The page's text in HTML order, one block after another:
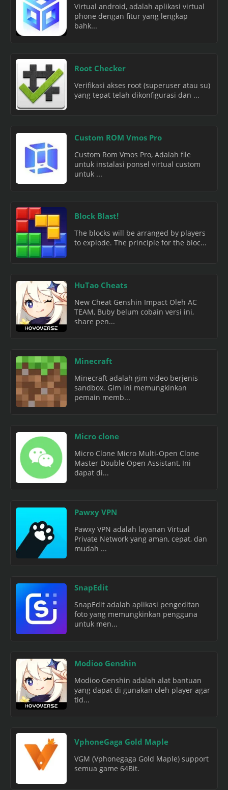
Virtual android, adalah aplikasi virtual
phone dengan fitur yang lengkap
bahk...
Root Checker
Verifikasi akses root (superuser atau su)
yang tepat telah dikonfigurasi dan ...
Custom ROM Vmos Pro
Custom Rom Vmos Pro, Adalah file
untuk instalasi ponsel virtual custom
untuk ...
Block Blast!
The blocks will be arranged by players
to explode. The principle for the bloc...
HuTao Cheats
New Cheat Genshin Impact Oleh AC
TEAM, Buby belum cobain versi ini,
share pen...
Minecraft
Minecraft adalah gim video berjenis
sandbox. Gim ini memungkinkan
pemain memb...
Micro clone
Micro Clone Micro Multi-Open Clone
Master Double Open Assistant, Ini
dapat di...
Pawxy VPN
Pawxy VPN adalah layanan Virtual
Private Network yang aman, cepat, dan
mudah ...
SnapEdit
SnapEdit adalah aplikasi pengeditan
foto yang memungkinkan pengguna
untuk men...
Modioo Genshin
Modioo Genshin adalah alat bantuan
yang dapat di gunakan oleh player agar
tid...
VphoneGaga Gold Maple
VGM (Vphonegaga Gold Maple) support
semua game 64Bit.